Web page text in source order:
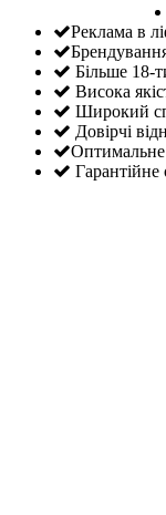
Реклама в
Більше 18-
Висока
Широкий
Довірчі
Оптимальне
Гарантійне